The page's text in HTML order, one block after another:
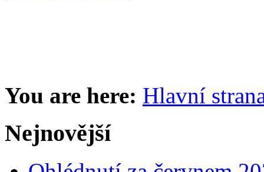
You are here: Hlavní
Nejnovější